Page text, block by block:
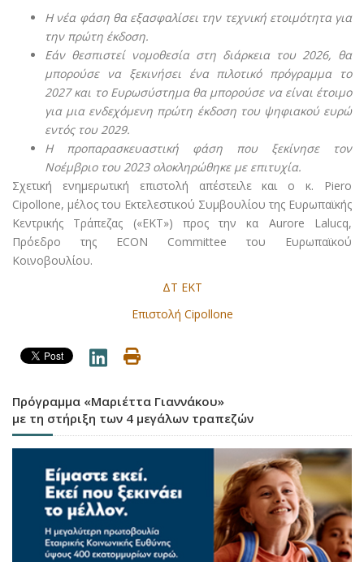
Η νέα φάση θα εξασφαλίσει την τεχνική ετοιμότητα για
την πρώτη έκδοση.
Εάν θεσπιστεί νομοθεσία στη διάρκεια του 2026, θα
μπορούσε να ξεκινήσει ένα πιλοτικό πρόγραμμα το
2027 και το Ευρωσύστημα θα μπορούσε να είναι έτοιμο
για μια ενδεχόμενη πρώτη έκδοση του ψηφιακού ευρώ
εντός του 2029.
Η προπαρασκευαστική φάση που ξεκίνησε τον
Νοέμβριο του 2023 ολοκληρώθηκε με επιτυχία.
Σχετική ενημερωτική επιστολή απέστειλε και ο κ. Piero
Cipollone, μέλος του Εκτελεστικού Συμβουλίου της Ευρωπαϊκής
Κεντρικής Τράπεζας («ΕΚΤ») προς την κα Aurore Lalucq,
Πρόεδρο της ECON Committee του Ευρωπαϊκού
Κοινοβουλίου.
ΔΤ ΕΚΤ
Επιστολή Cipollone
Πρόγραμμα «Μαριέττα Γιαννάκου»
με τη στήριξη των 4 μεγάλων τραπεζών